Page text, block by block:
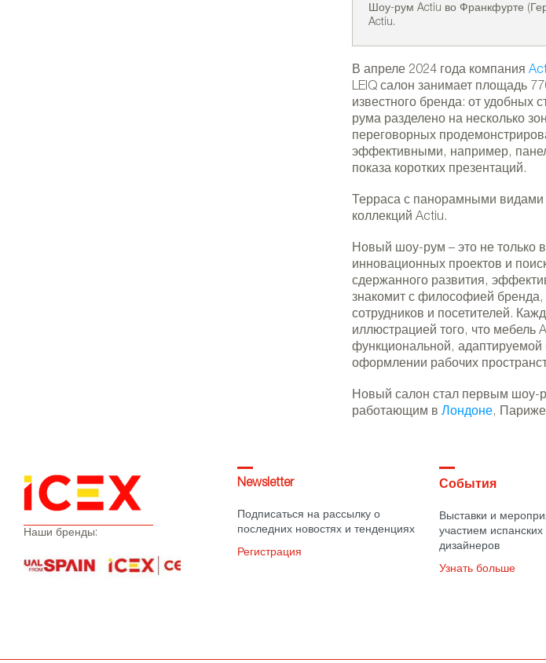
Шоу-рум Actiu во Франкфурте
Actiu.
Шоу-рум Actiu во Франкфурте
В апреле 2024 года компания
LEIQ салон занимает площадь
известного бренда: от удобных
рума разделено на несколько
переговорных
эффективными, например,
показа коротких презентаций.
Терраса с панорамными
коллекций Actiu.
Новый шоу-рум – это не только
инновационных проектов и
сдержанного развития,
знакомит с философией бренда,
сотрудников и посетителей.
иллюстрацией того, что мебель
функциональной,
оформлении рабочих
Новый салон стал первым шоу-
работающим в Лондоне,
Наши бренды:
Newsletter
Подписаться на рассылку о
последних новостях и тенденциях
Регистрация
События
Выставки и
участием
дизайнеров
Узнать больше